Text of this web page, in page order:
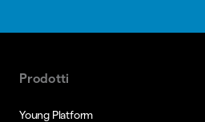
Prodotti
Young Platform